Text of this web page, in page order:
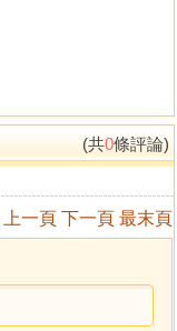
(共0條評論)
上一頁 下一頁 最末頁